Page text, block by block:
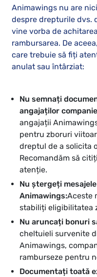
Animawings nu are
despre drepturile dvs.
vine vorba de
rambursarea. De
care trebuie să fiți
anulat sau întârziat:
Nu semnați
angajaților
angajații
pentru zboruri
dreptul de a solicita
Recomandăm să
atenție.
Nu ștergeți
Animawings:Aceste
stabiliți eligibilitatea
Nu aruncați bonuri
cheltuieli survenite
Animawings,
ramburseze pentru
Documentați toată